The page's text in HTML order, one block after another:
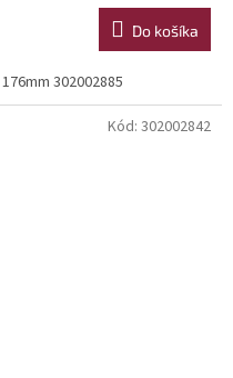
Do košíka
302002885
Kód: 302002842